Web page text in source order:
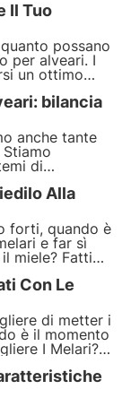
Il Tuo
possano
per alveari. I
un ottimo
tuo miele.
il tuo alveare!
bilancia
anche tante
di
molto
di aiutare
Alla
forti, quando è
e far sì
miele? Fatti
dalla
Con Le
di metter i
è il momento